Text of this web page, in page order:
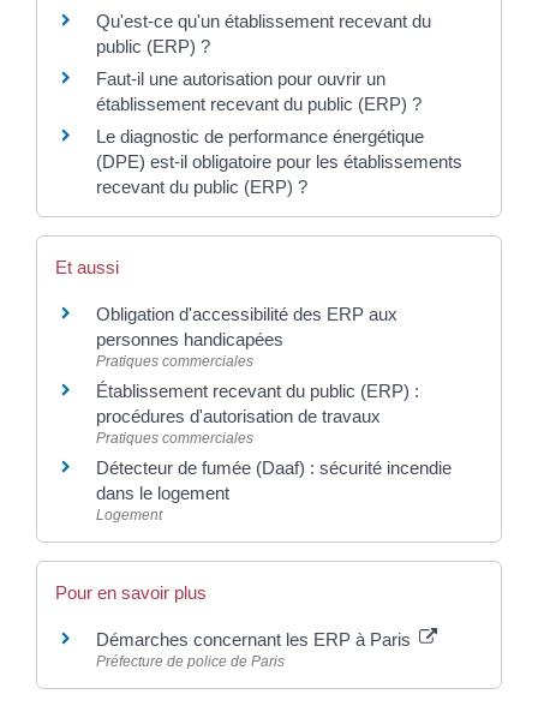
Qu'est-ce qu'un établissement recevant du
public (ERP) ?
Faut-il une autorisation pour ouvrir un
établissement recevant du public (ERP) ?
Le diagnostic de performance énergétique
(DPE) est-il obligatoire pour les établissements
recevant du public (ERP) ?
Et aussi
Obligation d'accessibilité des ERP aux
personnes handicapées
Pratiques commerciales
Établissement recevant du public (ERP) :
procédures d'autorisation de travaux
Pratiques commerciales
Détecteur de fumée (Daaf) : sécurité incendie
dans le logement
Logement
Pour en savoir plus
Démarches concernant les ERP à Paris
Préfecture de police de Paris